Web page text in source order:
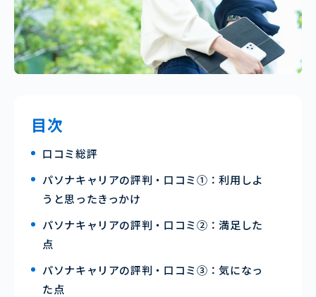
目次
口コミ総評
パソナキャリアの評判・口コミ①：利用しよ
うと思ったきっかけ
パソナキャリアの評判・口コミ②：満足した
点
パソナキャリアの評判・口コミ③：気になっ
た点